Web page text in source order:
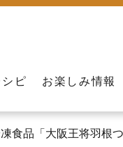
ピ お楽しみ情報
食品「大阪王将羽根